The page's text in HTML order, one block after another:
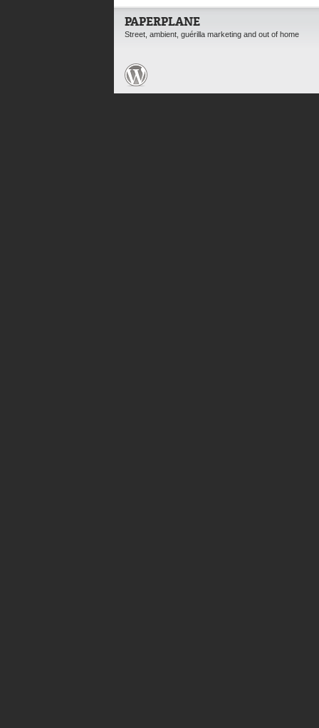
PAPERPLANE
Street, ambient, guérilla marketing and out of home